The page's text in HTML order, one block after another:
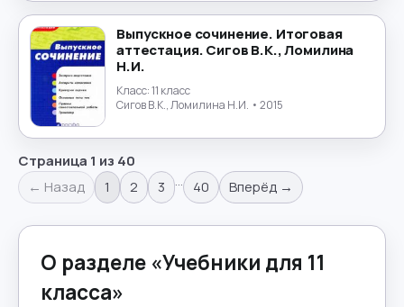
Выпускное сочинение. Итоговая
аттестация. Сигов В.К., Ломилина
Н.И.
Класс:11 класс
Сигов В.К., Ломилина Н.И. • 2015
Страница 1 из 40
← Назад
1 2 3 … 40 Вперёд →
О разделе «Учебники для 11
класса»